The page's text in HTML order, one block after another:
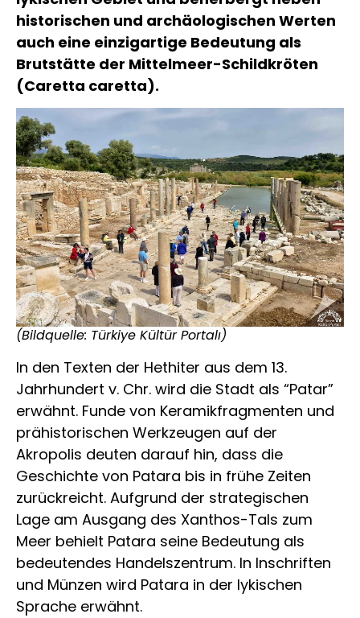
historischen und archäologischen Werten
auch eine einzigartige Bedeutung als
Brutstätte der Mittelmeer-Schildkröten
(Caretta caretta).
(Bildquelle: Türkiye Kültür Portalı)
In den Texten der Hethiter aus dem 13.
Jahrhundert v. Chr. wird die Stadt als “Patar”
erwähnt. Funde von Keramikfragmenten und
prähistorischen Werkzeugen auf der
Akropolis deuten darauf hin, dass die
Geschichte von Patara bis in frühe Zeiten
zurückreicht. Aufgrund der strategischen
Lage am Ausgang des Xanthos-Tals zum
Meer behielt Patara seine Bedeutung als
bedeutendes Handelszentrum. In Inschriften
und Münzen wird Patara in der lykischen
Sprache erwähnt.